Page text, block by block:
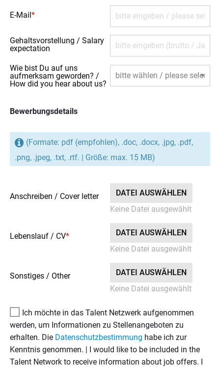
E-Mail*
Gehaltsvorstellung / Salary
expectation
Wie bist Du auf uns
aufmerksam geworden? /
How did you hear about us?
Bewerbungsdetails
(Formate: pdf (empfohlen), .doc, .docx, .jpg, .pdf,
.png, .jpeg, .txt, .rtf. | Größe: max. 15 MB)
Anschreiben / Cover letter
DATEI AUSWÄHLEN
Keine Datei ausgewählt
Lebenslauf / CV*
DATEI AUSWÄHLEN
Keine Datei ausgewählt
Sonstiges / Other
DATEI AUSWÄHLEN
Keine Datei ausgewählt
Ich möchte in das Talent Netzwerk aufgenommen
werden, um Informationen zu Stellenangeboten zu
erhalten. Die Datenschutzbestimmung habe ich zur
Kenntnis genommen. | I would like to be included in the
Talent Network to receive information about job offers. I